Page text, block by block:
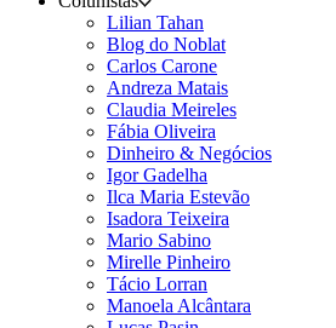
Lilian Tahan
Blog do Noblat
Carlos Carone
Andreza Matais
Claudia Meireles
Fábia Oliveira
Dinheiro & Negócios
Igor Gadelha
Ilca Maria Estevão
Isadora Teixeira
Mario Sabino
Mirelle Pinheiro
Tácio Lorran
Manoela Alcântara